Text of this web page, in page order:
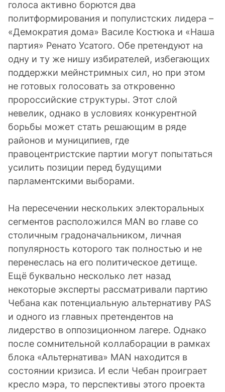
голоса активно борются два
политформирования и популистских лидера –
«Демократия дома» Василе Костюка и «Наша
партия» Ренато Усатого. Обе претендуют на
одну и ту же нишу избирателей, избегающих
поддержки мейнстримных сил, но при этом
не готовых голосовать за откровенно
пророссийские структуры. Этот слой
невелик, однако в условиях конкурентной
борьбы может стать решающим в ряде
районов и муниципиев, где
правоцентристские партии могут попытаться
усилить позиции перед будущими
парламентскими выборами.
На пересечении нескольких электоральных
сегментов расположился MAN во главе со
столичным градоначальником, личная
популярность которого так полностью и не
перенеслась на его политическое детище.
Ещё буквально несколько лет назад
некоторые эксперты рассматривали партию
Чебана как потенциальную альтернативу PAS
и одного из главных претендентов на
лидерство в оппозиционном лагере. Однако
после сомнительной коллаборации в рамках
блока «Альтернатива» MAN находится в
состоянии кризиса. И если Чебан проиграет
кресло мэра, то перспективы этого проекта